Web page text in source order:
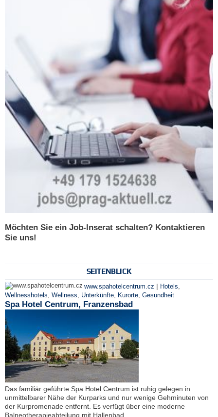
Möchten Sie ein Job-Inserat schalten? Kontaktieren
Sie uns!
SEITENBLICK
www.spahotelcentrum.cz | Hotels,
Wellnesshotels, Wellness, Unterkünfte, Kurorte, Gesundheit
Spa Hotel Centrum, Franzensbad
Das familiär geführte Spa Hotel Centrum ist ruhig gelegen in
unmittelbarer Nähe der Kurparks und nur wenige Gehminuten von
der Kurpromenade entfernt. Es verfügt über eine moderne
Balneotherapieabteilung mit Hallenbad.